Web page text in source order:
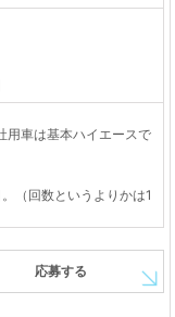
用車は基本ハイエースで
（回数というよりかは1
応募する